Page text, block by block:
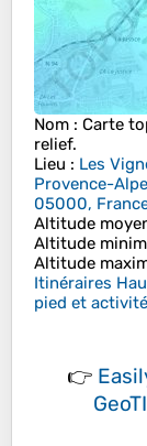
Nom : Carte
relief.
Lieu : Les
Provence-
05000,
Altitude
Altitude
Altitude
Itinéraires
pied et
👉